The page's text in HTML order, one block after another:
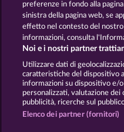
Informativa sulla
Società FAQ
Invia
preferenze in fondo alla
sinistra della pagina web, se
effetto nel contesto del
informazioni, consulta
Noi e i nostri partner
Utilizzare dati di
caratteristiche del dispositivo
informazioni su dispositivo e/
personalizzati, valutazione dei
pubblicità, ricerche sul
Elenco dei partner (fornitori)